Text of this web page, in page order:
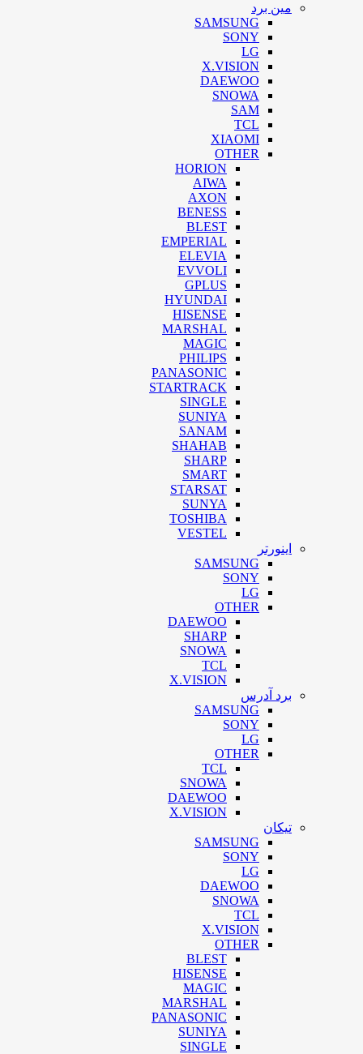
مین برد
SAMSUNG
SONY
LG
X.VISION
DAEWOO
SNOWA
SAM
TCL
XIAOMI
OTHER
HORION
AIWA
AXON
BENESS
BLEST
EMPERIAL
ELEVIA
EVVOLI
GPLUS
HYUNDAI
HISENSE
MARSHAL
MAGIC
PHILIPS
PANASONIC
STARTRACK
SINGLE
SUNIYA
SANAM
SHAHAB
SHARP
SMART
STARSAT
SUNYA
TOSHIBA
VESTEL
اینورتر
SAMSUNG
SONY
LG
OTHER
DAEWOO
SHARP
SNOWA
TCL
X.VISION
برد آدرس
SAMSUNG
SONY
LG
OTHER
TCL
SNOWA
DAEWOO
X.VISION
تیکان
SAMSUNG
SONY
LG
DAEWOO
SNOWA
TCL
X.VISION
OTHER
BLEST
HISENSE
MAGIC
MARSHAL
PANASONIC
SUNIYA
SINGLE